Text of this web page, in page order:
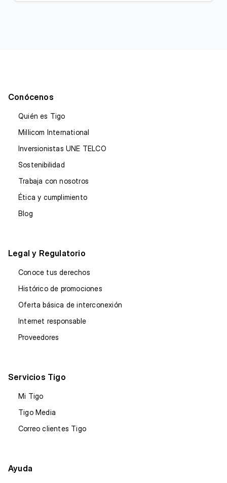
Conócenos
Quién es Tigo
Millicom International
Inversionistas UNE TELCO
Sostenibilidad
Trabaja con nosotros
Ética y cumplimiento
Blog
Legal y Regulatorio
Conoce tus derechos
Histórico de promociones
Oferta básica de interconexión
Internet responsable
Proveedores
Servicios Tigo
Mi Tigo
Tigo Media
Correo clientes Tigo
Ayuda